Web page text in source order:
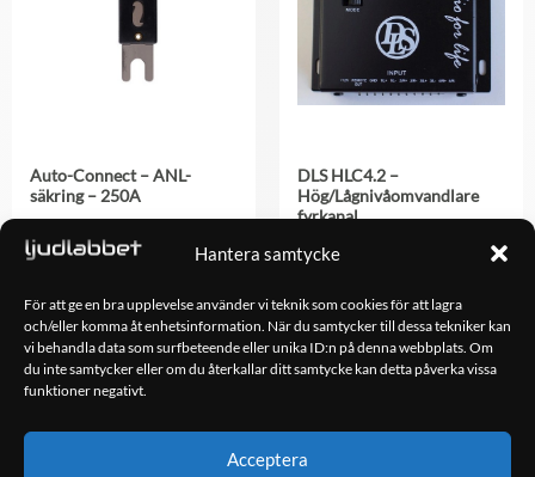
Hantera samtycke
För att ge en bra upplevelse använder vi teknik som cookies för att lagra
och/eller komma åt enhetsinformation. När du samtycker till dessa tekniker kan
vi behandla data som surfbeteende eller unika ID:n på denna webbplats. Om
du inte samtycker eller om du återkallar ditt samtycke kan detta påverka vissa
funktioner negativt.
Acceptera
Auto-Connect – ANL-
säkring – 250A
LÄGG TILL I
VARUKORG
DLS HLC4.2 –
Hög/Lågnivåomvandlare
fyrkanal
998.00
LÄGG TILL I
VARUKORG
OM OSS
Ljudlabbet är en del av Kungshamns Bildepå – Ljudlabbet i